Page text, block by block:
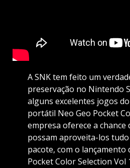
A SNK tem feito um
preservação no Nintendo
alguns excelentes jogos
portátil Neo Geo Pocket
empresa oferece a chance
possam aproveita-los
pacote, com o lançamento
Pocket Color Selection Vol